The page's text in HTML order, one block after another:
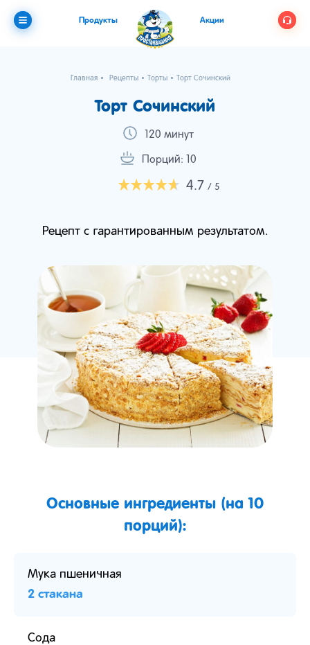
Продукты Акции
Главная Рецепты Торты Торт Сочинский
Торт Сочинский
120 минут
Порций: 10
4.7 / 5
Рецепт с гарантированным результатом.
Основные ингредиенты (на 10
порций):
Мука пшеничная
2 стакана
Сода